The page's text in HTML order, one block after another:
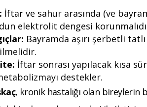
İftar ve sahur arasında (ve
elektrolit dengesi
Bayramda aşırı şerbetli
İftar sonrası yapılacak kısa
destekler.
, kronik hastalığı olan bireylerin